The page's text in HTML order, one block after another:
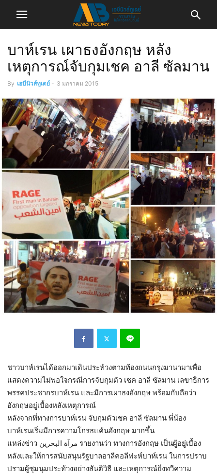
บาห์เรน เผาธงอังกฤษ หลัง
เหตุการณ์จับกุมเชค อาลี ซัลมาน
By เอบีนิวส์ทูเดย์ - 3 มกราคม 2015
ชาวบาห์เรนได้ออกมาเดินประท้วงตามท้องถนนกรุงมานามาเพื่อ
แสดงความไม่พอใจกรณีการจับกุมตัว เชค อาลี ซัลมาน เลขาธิการ
พรรคประชากรบาห์เรน และมีการเผาธงอังกฤษ พร้อมกับถือว่า
อังกฤษอยู่เบื้องหลังเหตุการณ์
หลังจากที่ทางการบาห์เรน จับกุมตัวเชค อาลี ซัลมาน พี่น้อง
บาห์เรนเริ่มมีการความโกรธแค้นอังกฤษ มากขึ้น
แหล่งข่าว مرآة البحرين รายงานว่า ทางการอังกฤษ เป็นผู้อยู่เบื้อง
หลังและให้การสนับสนุนรัฐบาลอาลีคอลีฟะห์บาห์เรน ในการปราบ
ปรามผู้ชุมนุมประท้วงอย่างสันติวิธี และเหตุการณ์ยิ่งทวีความ